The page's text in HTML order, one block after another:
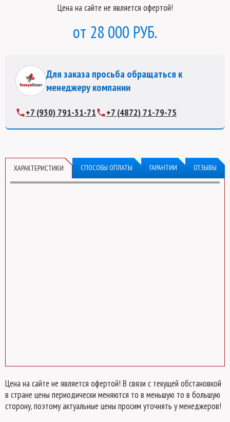
Цена на сайте не является офертой!
28 000 РУБ.
Для заказа просьба обращаться к
менеджеру компании
+7 (930) 791-31-71 +7 (4872) 71-79-75
ХАРАКТЕРИСТИКИ СПОСОБЫ ОПЛАТЫ ГАРАНТИИ ОТЗЫВЫ
Цена на сайте не является офертой! В связи с текущей обстановкой
в стране цены периодически меняются то в меньшую то в большую
сторону, поэтому актуальные цены просим уточнять у менеджеров!